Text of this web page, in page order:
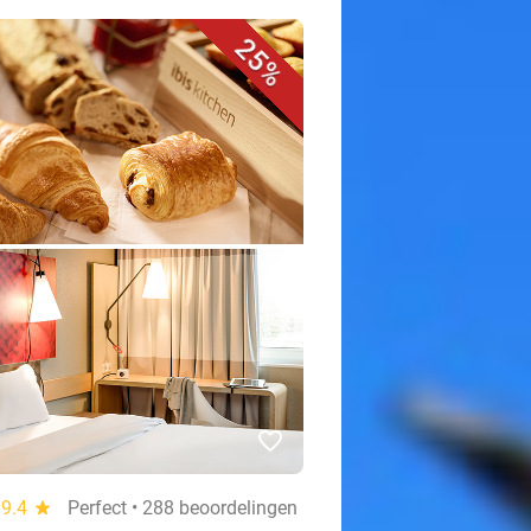
25%
favorite_border
9.4 star
Perfect • 288 beoordelingen